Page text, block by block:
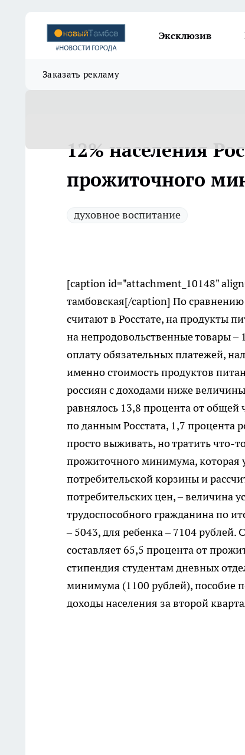
Эксклюзив
Заказать рекламу
12% населения
прожиточного
духовное воспитание
[caption id="attachment_10148"
тамбовская[/caption] По
считают в Росстате, на продукты
на непродовольственные товары –
оплату обязательных платежей,
именно стоимость продуктов
россиян с доходами ниже
равнялось 13,8 процента от общей
по данным Росстата, 1,7 процента
просто выживать, но тратить что-
прожиточного минимума, которая
потребительской корзины и
потребительских цен, – величина
трудоспособного гражданина по
– 5043, для ребенка – 7104
составляет 65,5 процента от
стипендия студентам дневных
минимума (1100 рублей), пособие
доходы населения за второй